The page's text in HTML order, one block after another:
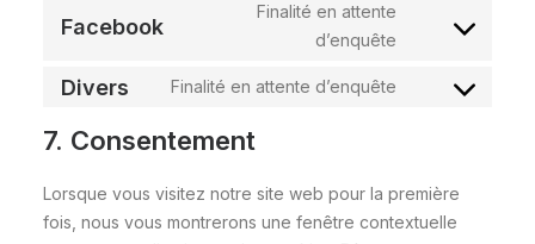
fonts
service
maps
Facebook
Finalité en attente
d’enquête
Consent
service
Divers Finalité en attente d’enquête
Consent
divers
7. Consentement
Lorsque vous visitez notre site web pour la première
fois, nous vous montrerons une fenêtre contextuelle